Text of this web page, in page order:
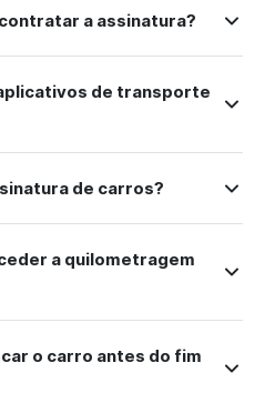
a assinatura?
de transporte
de carros?
a quilometragem
o carro antes do fim